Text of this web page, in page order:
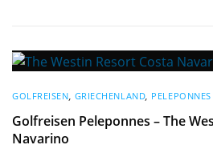
GOLFREISEN GRIECHENLAND PELEPONNES
Golfreisen Peleponnes – The
Navarino